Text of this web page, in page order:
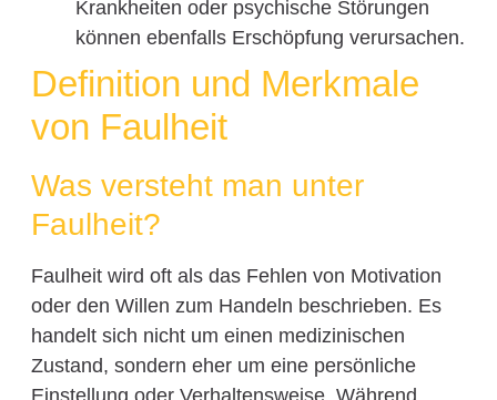
Krankheiten oder psychische Störungen
können ebenfalls Erschöpfung verursachen.
Definition und Merkmale
von Faulheit
Was versteht man unter
Faulheit?
Faulheit wird oft als das Fehlen von Motivation
oder den Willen zum Handeln beschrieben. Es
handelt sich nicht um einen medizinischen
Zustand, sondern eher um eine persönliche